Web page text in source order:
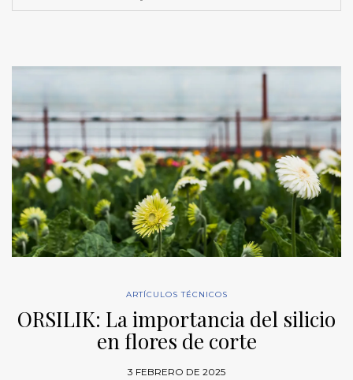
ARTÍCULOS TÉCNICOS
ORSILIK: La importancia del silicio
en flores de corte
3 FEBRERO DE 2025